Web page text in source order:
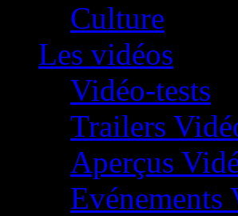
Culture
Les vidéos
Vidéo-tests
Trailers
Aperçus
Evénements